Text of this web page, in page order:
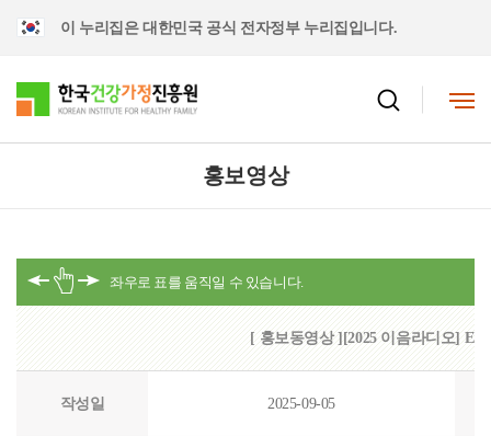
이 누리집은 대한민국 공식 전자정부 누리집입니다.
홍보영상
[ 홍보동영상 ][2025 이음라디오]
작성일 2025-09-05